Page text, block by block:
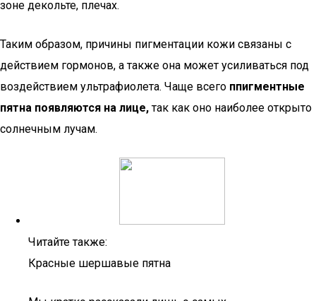
зоне декольте, плечах.
Таким образом, причины пигментации кожи связаны с
действием гормонов, а также она может усиливаться под
воздействием ультрафиолета. Чаще всего ппигментные
пятна появляются на лице,так как оно наиболее открыто
солнечным лучам.
Читайте также:
Красные шершавые пятна